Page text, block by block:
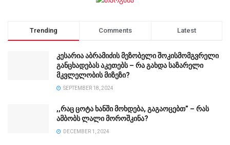
Trending Comments Latest
კესარია აბრამიძის მეზობელი შოკისმომგვრელი
განცხადებას აკეთებს – რა გახდა საზარელი
მკვლელობის მიზეზი?
SEPTEMBER 18, 2024
,,რაც ცოტა ხანში მოხდება, გაგაოცებთ” – რას
ამბობს ლალი მოროშკინა?
DECEMBER 1, 2024